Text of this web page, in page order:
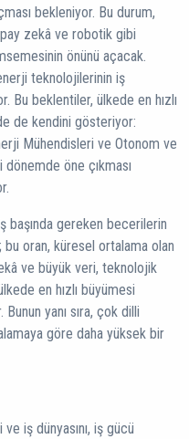
bekleniyor. Bu durum,
zekâ ve robotik gibi
önünü açacak.
teknolojilerinin iş
Bu beklentiler, ülkede en hızlı
de kendini gösteriyor:
Mühendisleri ve Otonom ve
öne çıkması
başında gereken becerilerin
oran, küresel ortalama olan
ve büyük veri, teknolojik
en hızlı büyümesi
yanı sıra, çok dilli
göre daha yüksek bir
iş dünyasını, iş gücü